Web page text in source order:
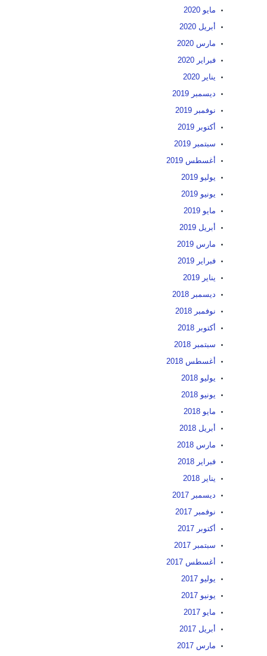
مايو 2020
أبريل 2020
مارس 2020
فبراير 2020
يناير 2020
ديسمبر 2019
نوفمبر 2019
أكتوبر 2019
سبتمبر 2019
أغسطس 2019
يوليو 2019
يونيو 2019
مايو 2019
أبريل 2019
مارس 2019
فبراير 2019
يناير 2019
ديسمبر 2018
نوفمبر 2018
أكتوبر 2018
سبتمبر 2018
أغسطس 2018
يوليو 2018
يونيو 2018
مايو 2018
أبريل 2018
مارس 2018
فبراير 2018
يناير 2018
ديسمبر 2017
نوفمبر 2017
أكتوبر 2017
سبتمبر 2017
أغسطس 2017
يوليو 2017
يونيو 2017
مايو 2017
أبريل 2017
مارس 2017